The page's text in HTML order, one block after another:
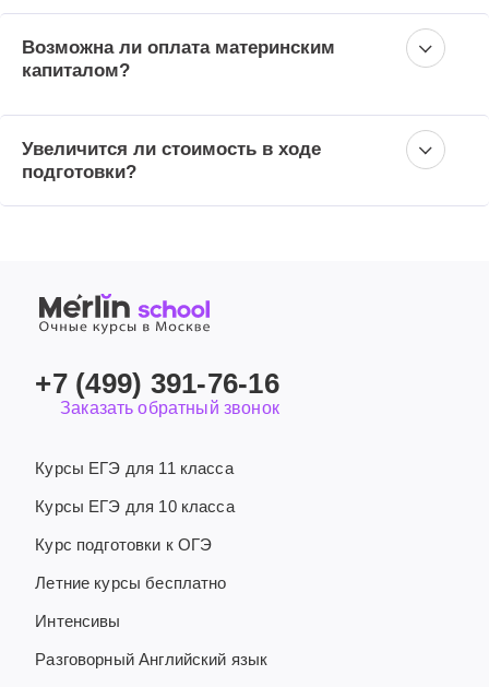
Возможна ли оплата материнским
капиталом?
Увеличится ли стоимость в ходе
подготовки?
Курсы ЕГЭ для 11 класса
Курсы ЕГЭ для 10 класса
Курс подготовки к ОГЭ
Летние курсы бесплатно
Интенсивы
Разговорный Английский язык
+7 (499) 391-76-16
Заказать обратный звонок